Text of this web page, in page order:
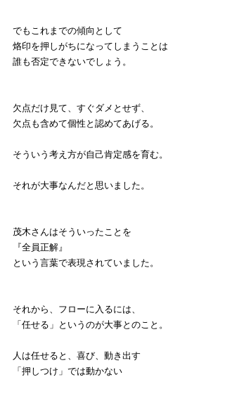
でもこれまでの傾向として
烙印を押しがちになってしまうことは
誰も否定できないでしょう。
欠点だけ見て、すぐダメとせず、
欠点も含めて個性と認めてあげる。
そういう考え方が自己肯定感を育む。
それが大事なんだと思いました。
茂木さんはそういったことを
『全員正解』
という言葉で表現されていました。
それから、フローに入るには、
「任せる」というのが大事とのこと。
人は任せると、喜び、動き出す
「押しつけ」では動かない